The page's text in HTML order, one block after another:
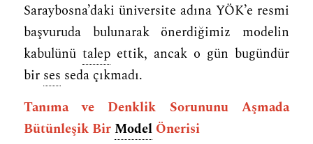
Saraybosna’daki üniversite adına YÖK’e resmi
başvuruda bulunarak önerdiğimiz modelin
kabulünü talepettik, ancak o gün bugündür
bir ses seda çıkmadı.
Tanıma ve Denklik Sorununu Aşmada
Bütünleşik Bir ModelÖnerisi